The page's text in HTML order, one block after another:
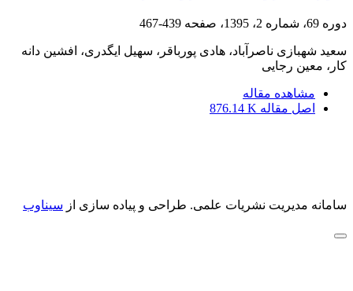
دوره 69، شماره 2، 1395، صفحه 439-467
سعید شهبازی ناصرآباد، هادی پورباقر، سهیل ایگدری، افشین دانه
کار، معین رجایی
مشاهده مقاله
اصل مقاله 876.14 K
سامانه مدیریت نشریات علمی. طراحی و پیاده سازی از سیناوب